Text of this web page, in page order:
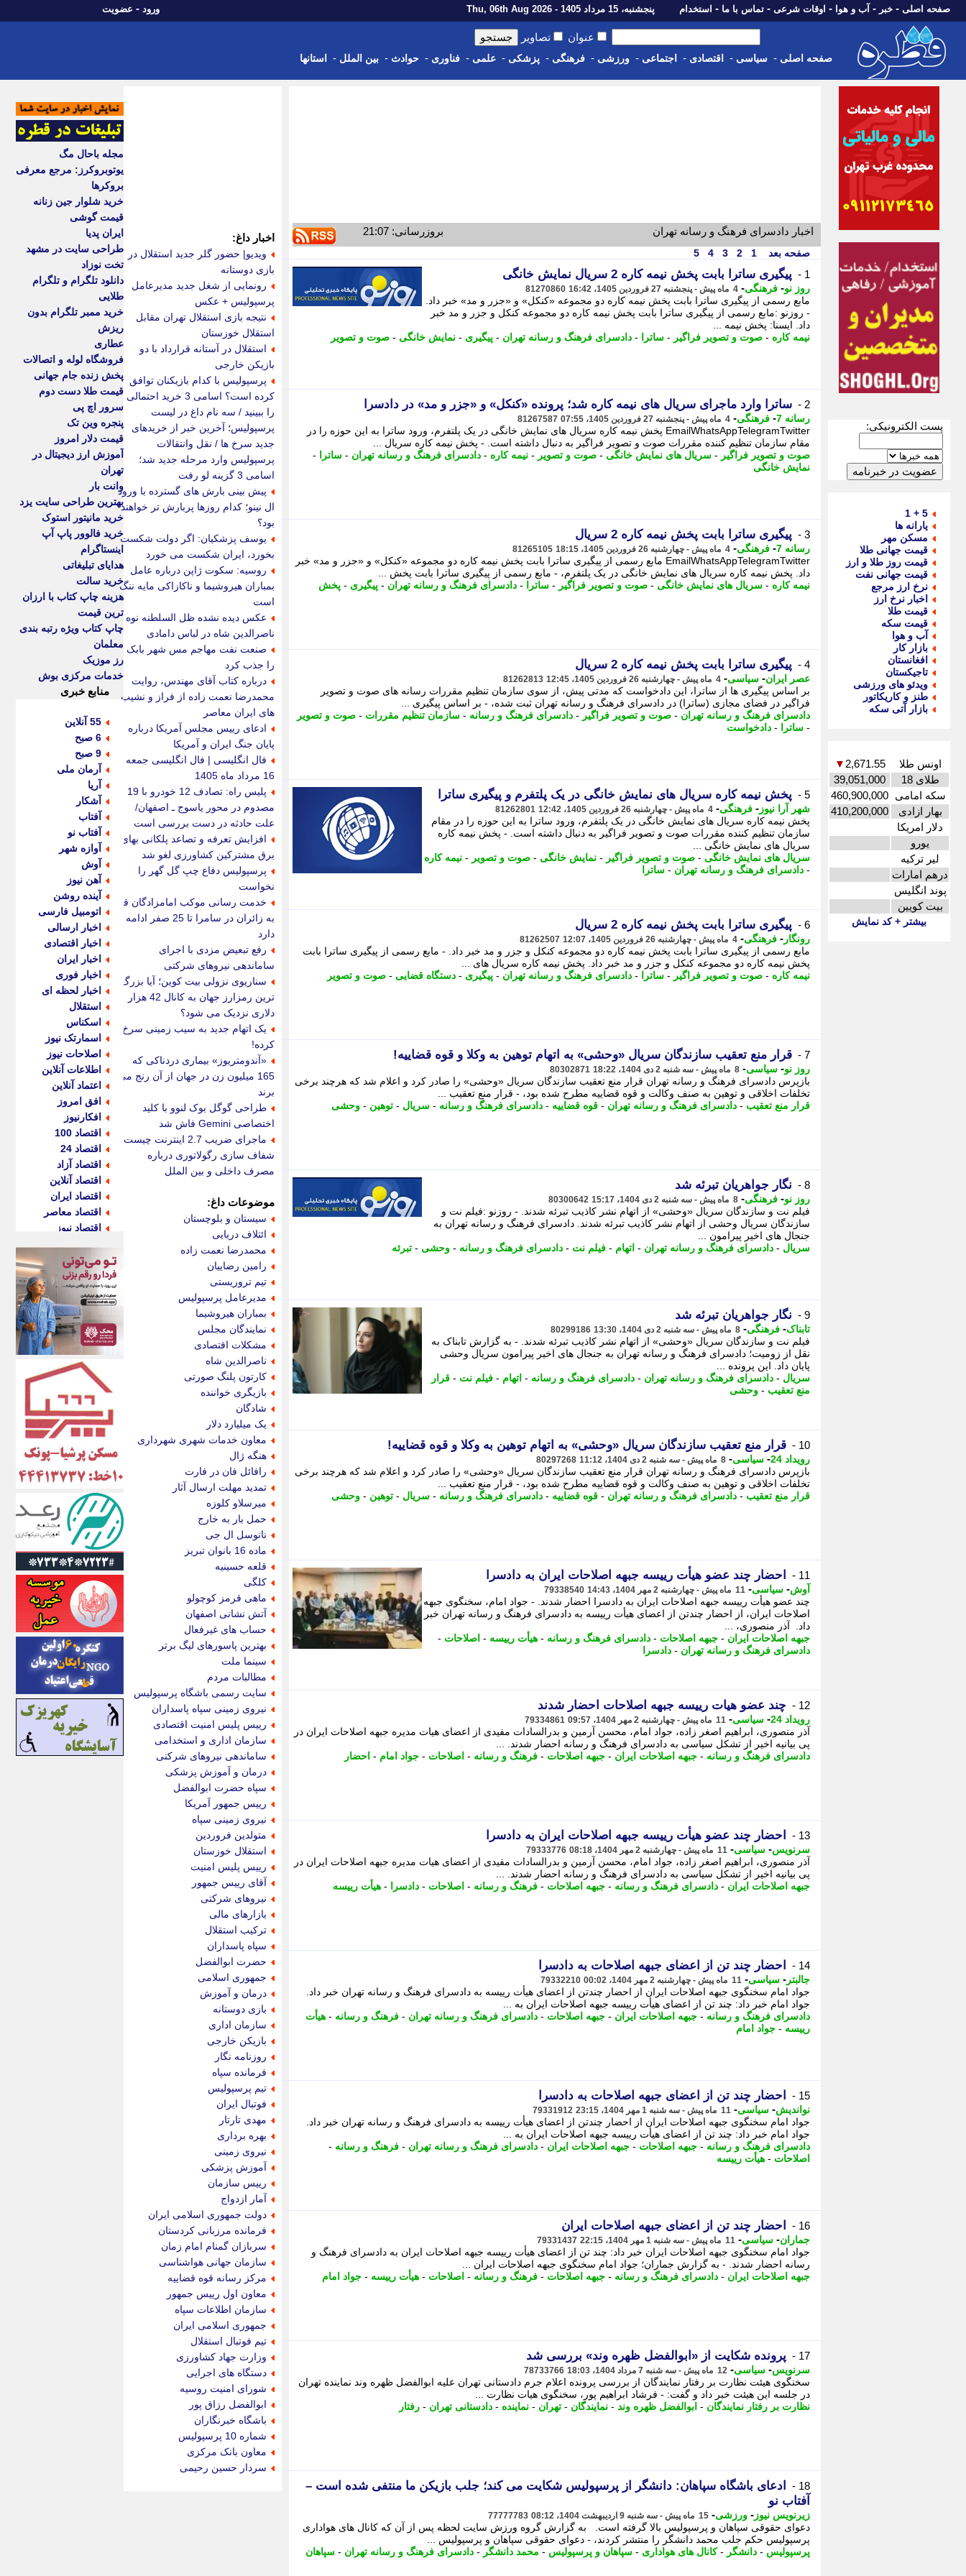
صفحه اصلی - خبر - آب و هوا - اوقات شرعی - تماس با ما - استخدام پنجشنبه، 15 مرداد 1405 - Thu, 06th Aug 2026 ورود - عضویت
عنوان تصاویر
صفحه اصلی - سیاسی - اقتصادی - اجتماعی - ورزشی - فرهنگی - پزشکی - علمی - فناوری - حوادث - بین الملل - استانها
پست الکترونیکی:
5 + 1
یارانه ها
مسکن مهر
قیمت جهانی طلا
قیمت روز طلا و ارز
قیمت جهانی نفت
نرخ ارز مرجع
اخبار نرخ ارز
قیمت طلا
قیمت سکه
آب و هوا
بازار کار
افغانستان
تاجیکستان
ویدئو های ورزشی
طنز و کاریکاتور
بازار آتی سکه
اونس طلا 2,671.55
▼
طلای 18
39,051,000
سکه امامی 460,900,000
بهار ازادی
410,200,000
دلار امریکا
یورو
لیر ترکیه
درهم امارات
پوند انگلیس
بیت کویین
بیشتر + کد نمایش
اخبار دادسرای فرهنگ و رسانه تهران بروزرسانی: 21:07
صفحه بعد 1
2
3
4
5
1 - پیگیری ساترا بابت پخش نیمه کاره 2 سریال نمایش خانگی
روز نو- فرهنگی- 4 ماه پیش - پنجشنبه 27 فروردین 1405، 16:42 81270860
مابع رسمی از پیگیری ساترا بابت پخش نیمه کاره دو مجموعه «کنکل» و «جزر و مد» خبر داد.
- روزنو :مابع رسمی از پیگیری ساترا بابت پخش نیمه کاره دو مجموعه کنکل و جزر و مد خبر
داد. ایسنا: پخش نیمه ...
نیمه کاره - صوت و تصویر فراگیر - ساترا - دادسرای فرهنگ و رسانه تهران - پیگیری - نمایش خانگی - صوت و تصویر
2 - ساترا وارد ماجرای سریال های نیمه کاره شد؛ پرونده «کنکل» و «جزر و مد» در دادسرا
رسانه 7 - فرهنگی- 4 ماه پیش - پنجشنبه 27 فروردین 1405، 07:55 81267587
EmailWhatsAppTelegramTwitter پخش نیمه کاره سریال های نمایش خانگی در یک پلتفرم، ورود ساترا به این حوزه را در
مقام سازمان تنظیم کننده مقررات صوت و تصویر فراگیر به دنبال داشته است. - پخش نیمه کاره سریال ...
صوت و تصویر فراگیر - سریال های نمایش خانگی - صوت و تصویر - نیمه کاره - دادسرای فرهنگ و رسانه تهران - ساترا
-
نمایش خانگی
3 - پیگیری ساترا بابت پخش نیمه کاره 2 سریال
رسانه 7 - فرهنگی- 4 ماه پیش - چهارشنبه 26 فروردین 1405، 18:15 81265105
EmailWhatsAppTelegramTwitter مابع رسمی از پیگیری ساترا بابت پخش نیمه کاره دو مجموعه «کنکل» و «جزر و مد» خبر
داد. پخش نیمه کاره سریال های نمایش خانگی در یک پلتفرم، - مابع رسمی از پیگیری ساترا بابت پخش ...
نیمه کاره - سریال های نمایش خانگی - صوت و تصویر فراگیر - ساترا - دادسرای فرهنگ و رسانه تهران - پیگیری - پخش
4 - پیگیری ساترا بابت پخش نیمه کاره 2 سریال
عصر ایران- سیاسی- 4 ماه پیش - چهارشنبه 26 فروردین 1405، 12:45 81262813
بر اساس پیگیری ها از ساترا، این دادخواست که مدتی پیش، از سوی سازمان تنظیم مقررات رسانه های صوت و تصویر
فراگیر در فضای مجازی (ساترا) در دادسرای فرهنگ و رسانه تهران ثبت شده، - بر اساس پیگیری ...
دادسرای فرهنگ و رسانه تهران - صوت و تصویر فراگیر - دادسرای فرهنگ و رسانه - سازمان تنظیم مقررات - صوت و تصویر
- ساترا - دادخواست
5 - پخش نیمه کاره سریال های نمایش خانگی در یک پلتفرم و پیگیری ساترا
شهر آرا نیوز - فرهنگی- 4 ماه پیش - چهارشنبه 26 فروردین 1405، 12:42 81262801
پخش نیمه کاره سریال های نمایش خانگی در یک پلتفرم، ورود ساترا به این حوزه را در مقام
سازمان تنظیم کننده مقررات صوت و تصویر فراگیر به دنبال داشته است. - پخش نیمه کاره
سریال های نمایش خانگی ...
سریال های نمایش خانگی - صوت و تصویر فراگیر - نمایش خانگی - صوت و تصویر - نیمه کاره
- دادسرای فرهنگ و رسانه تهران - ساترا
6 - پیگیری ساترا بابت پخش نیمه کاره 2 سریال
رونگار - فرهنگی- 4 ماه پیش - چهارشنبه 26 فروردین 1405، 12:07 81262507
مابع رسمی از پیگیری ساترا بابت پخش نیمه کاره دو مجموعه کنکل و جزر و مد خبر داد. - مابع رسمی از پیگیری ساترا بابت
پخش نیمه کاره دو مجموعه کنکل و جزر و مد خبر داد. پخش نیمه کاره سریال های ...
نیمه کاره - صوت و تصویر فراگیر - ساترا - دادسرای فرهنگ و رسانه تهران - پیگیری - دستگاه قضایی - صوت و تصویر
7 - قرار منع تعقیب سازندگان سریال «وحشی» به اتهام توهین به وکلا و قوه قضاییه!
روز نو- سیاسی- 8 ماه پیش - سه شنبه 2 دی 1404، 18:22 80302871
بازپرس دادسرای فرهنگ و رسانه تهران قرار منع تعقیب سازندگان سریال «وحشی» را صادر کرد و اعلام شد که هرچند برخی
تخلفات اخلاقی و توهین به صنف وکالت و قوه قضاییه مطرح شده بود، - قرار منع تعقیب ...
قرار منع تعقیب - دادسرای فرهنگ و رسانه تهران - قوه قضاییه - دادسرای فرهنگ و رسانه - سریال - توهین - وحشی
8 - نگار جواهریان تبرئه شد
روز نو- فرهنگی- 8 ماه پیش - سه شنبه 2 دی 1404، 15:17 80300642
فیلم نت و سازندگان سریال «وحشی» از اتهام نشر کاذیب تبرئه شدند. - روزنو :فیلم نت و
سازندگان سریال وحشی از اتهام نشر کاذیب تبرئه شدند. دادسرای فرهنگ و رسانه تهران به
جنجال های اخیر پیرامون ...
سریال - دادسرای فرهنگ و رسانه تهران - اتهام - فیلم نت - دادسرای فرهنگ و رسانه - وحشی - تبرئه
9 - نگار جواهریان تبرئه شد
تابناک- فرهنگی- 8 ماه پیش - سه شنبه 2 دی 1404، 13:30 80299186
فیلم نت و سازندگان سریال «وحشی» از اتهام نشر کاذیب تبرئه شدند. - به گزارش تابناک به
نقل از زومیت؛ دادسرای فرهنگ و رسانه تهران به جنجال های اخیر پیرامون سریال وحشی
پایان داد. این پرونده ...
سریال - دادسرای فرهنگ و رسانه تهران - دادسرای فرهنگ و رسانه - اتهام - فیلم نت - قرار
منع تعقیب - وحشی
10 - قرار منع تعقیب سازندگان سریال «وحشی» به اتهام توهین به وکلا و قوه قضاییه!
رویداد 24 - سیاسی- 8 ماه پیش - سه شنبه 2 دی 1404، 11:12 80297268
بازپرس دادسرای فرهنگ و رسانه تهران قرار منع تعقیب سازندگان سریال «وحشی» را صادر کرد و اعلام شد که هرچند برخی
تخلفات اخلاقی و توهین به صنف وکالت و قوه قضاییه مطرح شده بود، - قرار منع تعقیب ...
قرار منع تعقیب - دادسرای فرهنگ و رسانه تهران - قوه قضاییه - دادسرای فرهنگ و رسانه - سریال - توهین - وحشی
11 - احضار چند عضو هیأت رییسه جبهه اصلاحات ایران به دادسرا
آوش- سیاسی- 11 ماه پیش - چهارشنبه 2 مهر 1404، 14:43 79338540
چند عضو هیأت رییسه جبهه اصلاحات ایران به دادسرا احضار شدند. - جواد امام، سخنگوی جبهه
اصلاحات ایران، از احضار چندتن از اعضای هیأت رییسه به دادسرای فرهنگ و رسانه تهران خبر
داد. آذر منصوری، ...
جبهه اصلاحات ایران - جبهه اصلاحات - دادسرای فرهنگ و رسانه - هیأت رییسه - اصلاحات -
دادسرای فرهنگ و رسانه تهران - دادسرا
12 - چند عضو هیات رییسه جبهه اصلاحات احضار شدند
رویداد 24 - سیاسی- 11 ماه پیش - چهارشنبه 2 مهر 1404، 09:57 79334861
​آذر منصوری، ابراهیم اصغر زاده، جواد امام، محسن آرمین و بدرالسادات مفیدی از اعضای هیات مدیره جبهه اصلاحات ایران در
پی بیانیه اخیر از تشکل سیاسی به دادسرای فرهنگ و رسانه احضار شدند. ...
دادسرای فرهنگ و رسانه - جبهه اصلاحات ایران - جبهه اصلاحات - فرهنگ و رسانه - اصلاحات - جواد امام - احضار
13 - احضار چند عضو هیأت رییسه جبهه اصلاحات ایران به دادسرا
سرنویس- سیاسی- 11 ماه پیش - چهارشنبه 2 مهر 1404، 08:18 79333776
​آذر منصوری، ابراهیم اصغر زاده، جواد امام، محسن آرمین و بدرالسادات مفیدی از اعضای هیات مدیره جبهه اصلاحات ایران در
پی بیانیه اخیر از تشکل سیاسی به دادسرای فرهنگ و رسانه احضار شدند. ...
جبهه اصلاحات ایران - دادسرای فرهنگ و رسانه - جبهه اصلاحات - فرهنگ و رسانه - اصلاحات - دادسرا - هیأت رییسه
14 - احضار چند تن از اعضای جبهه اصلاحات به دادسرا
جالبتر - سیاسی- 11 ماه پیش - چهارشنبه 2 مهر 1404، 00:02 79332210
جواد امام سخنگوی جبهه اصلاحات ایران از احضار چندتن از اعضای هیأت رییسه به دادسرای فرهنگ و رسانه تهران خبر داد.
جواد امام خبر داد: چند تن از اعضای هیأت رییسه جبهه اصلاحات ایران⁩ به ...
دادسرای فرهنگ و رسانه - جبهه اصلاحات ایران - جبهه اصلاحات - دادسرای فرهنگ و رسانه تهران - فرهنگ و رسانه - هیأت
رییسه - جواد امام
15 - احضار چند تن از اعضای جبهه اصلاحات به دادسرا
نواندیش- سیاسی- 11 ماه پیش - سه شنبه 1 مهر 1404، 23:15 79331912
جواد امام سخنگوی جبهه اصلاحات ایران از احضار چندتن از اعضای هیأت رییسه به دادسرای فرهنگ و رسانه تهران خبر داد.
جواد امام خبر داد: چند تن از اعضای هیأت رییسه جبهه اصلاحات ایران⁩ به ...
دادسرای فرهنگ و رسانه - جبهه اصلاحات - جبهه اصلاحات ایران - دادسرای فرهنگ و رسانه تهران - فرهنگ و رسانه -
اصلاحات - هیأت رییسه
16 - احضار چند تن از اعضای جبهه اصلاحات ایران
جماران- سیاسی- 11 ماه پیش - سه شنبه 1 مهر 1404، 22:15 79331437
جواد امام سخنگوی جبهه اصلاحات ایران خبر داد: چند تن از اعضای هیأت رییسه جبهه اصلاحات ایران⁩ به دادسرای فرهنگ و
رسانه احضار شدند. - به گزارش جماران؛ جواد امام سخنگوی جبهه اصلاحات ایران ...
جبهه اصلاحات ایران - دادسرای فرهنگ و رسانه - جبهه اصلاحات - فرهنگ و رسانه - اصلاحات - هیأت رییسه - جواد امام
17 - پرونده شکایت از «ابوالفضل ظهره وند» بررسی شد
سرنویس- سیاسی- 12 ماه پیش - سه شنبه 7 مرداد 1404، 18:03 78733766
سخنگوی هیئت نظارت بر رفتار نمایندگان از بررسی پرونده اعلام جرم دادستانی تهران علیه ابوالفضل ظهره وند نماینده تهران
در جلسه این هیئت خبر داد و گفت: - فرشاد ابراهیم پور، سخنگوی هیات نظارت ...
نظارت بر رفتار نمایندگان - ابوالفضل ظهره وند - نمایندگان - تهران - نماینده - دادستانی تهران - رفتار
18 -
ادعای باشگاه سپاهان: دانشگر از پرسپولیس شکایت می کند؛ جلب بازیکن ما منتفی شده است –
آفتاب نو
زیرنویس نیوز - ورزشی- 15 ماه پیش - سه شنبه 9 اردیبهشت 1404، 08:12 77777783
دعوای حقوقی سپاهان و پرسپولیس بالا گرفته است. به گزارش گروه ورزش سایت لحظه پس از آن که کانال های هواداری
پرسپولیس حکم جلب محمد دانشگر را منتشر کردند، - دعوای حقوقی سپاهان و پرسپولیس ...
پرسپولیس - دانشگر -کانال های هواداری - سپاهان و پرسپولیس - محمد دانشگر - دادسرای فرهنگ و رسانه تهران - سپاهان
اخبار داغ:
ویدیو| حضور گلر جدید استقلال در
بازی دوستانه
رونمایی از شغل جدید مدیرعامل
پرسپولیس + عکس
نتیجه بازی استقلال تهران مقابل
استقلال خوزستان
استقلال در آستانه قرارداد با دو
بازیکن خارجی
پرسپولیس با کدام بازیکنان توافق
کرده است؟ اسامی 3 خرید احتمالی
را ببینید / سه نام داغ در لیست
پرسپولیس؛ آخرین خبر از خریدهای
جدید سرخ ها / نقل وانتقالات
پرسپولیس وارد مرحله جدید شد؛
اسامی 3 گزینه لو رفت
پیش بینی بارش های گسترده با ورود
ال نینو؛ کدام روزها پربارش تر خواهند
بود؟
یوسف پزشکیان: اگر دولت شکست
بخورد، ایران شکست می خورد
روسیه: سکوت ژاپن درباره عامل
بمباران هیروشیما و ناکازاکی مایه ننگ
است
عکس دیده نشده ظل السلطنه نوه
ناصرالدین شاه در لباس دامادی
صنعت نفت مهاجم مس شهر بابک
را جذب کرد
درباره کتاب آقای مهندس، روایت
محمدرضا نعمت زاده از فراز و نشیب
های ایران معاصر
ادعای رییس مجلس آمریکا درباره
پایان جنگ ایران و آمریکا
فال انگلیسی | فال انگلیسی جمعه
16 مرداد ماه 1405
پلیس راه: تصادف 12 خودرو با 19
مصدوم در محور یاسوج ـ اصفهان/
علت حادثه در دست بررسی است
افزایش تعرفه و تصاعد پلکانی بهای
برق مشترکین کشاورزی لغو شد
پرسپولیس دفاع چپ گل گهر را
نخواست
خدمت رسانی موکب امامزادگان قم
به زائران در سامرا تا 25 صفر ادامه
دارد
رفع تبعیض مزدی با اجرای
ساماندهی نیروهای شرکتی
سناریوی نزولی بیت کوین؛ آیا بزرگ
ترین رمزارز جهان به کانال 42 هزار
دلاری نزدیک می شود؟
یک اتهام جدید به سیب زمینی سرخ
کرده!
«آندومتریوز» بیماری دردناکی که
165 میلیون زن در جهان از آن رنج می
برند
طراحی گوگل بوک لنوو با کلید
اختصاصی Gemini فاش شد
ماجرای ضریب 2.7 اینترنت چیست؟
شفاف سازی رگولاتوری درباره
مصرف داخلی و بین الملل
موضوعات داغ:
سیستان و بلوچستان
ائتلاف دریایی
محمدرضا نعمت زاده
رامین رضاییان
تیم تروریستی
مدیرعامل پرسپولیس
بمباران هیروشیما
نمایندگان مجلس
مشکلات اقتصادی
ناصرالدین شاه
کارتون پلنگ صورتی
بازیگری خواننده
شادگان
یک میلیارد دلار
معاون خدمات شهری شهرداری
هنگه ژال
رافائل فان در فارت
تمدید مهلت ارسال آثار
میرسلاو کلوزه
حمل بار به خارج
نانوسل ال جی
ماده 16 بانوان تبریز
قلعه حسینیه
کلگی
ماهی قرمز کوچولو
آتش نشانی اصفهان
حساب های غیرفعال
بهترین پاسورهای لیگ برتر
سینما ملت
مطالبات مردم
سایت رسمی باشگاه پرسپولیس
نیروی زمینی سپاه پاسداران
رییس پلیس امنیت اقتصادی
سازمان اداری و استخدامی
ساماندهی نیروهای شرکتی
درمان و آموزش پزشکی
سپاه حضرت ابوالفضل
رییس جمهور آمریکا
نیروی زمینی سپاه
متولدین فروردین
استقلال خوزستان
رییس پلیس امنیت
آقای رییس جمهور
نیروهای شرکتی
بازارهای مالی
ترکیب استقلال
سپاه پاسداران
حضرت ابوالفضل
جمهوری اسلامی
درمان و آموزش
بازی دوستانه
سازمان اداری
بازیکن خارجی
روزنامه نگار
فرمانده سپاه
تیم پرسپولیس
فوتبال ایران
مهدی تارتار
بهره برداری
نیروی زمینی
آموزش پزشکی
رییس سازمان
آمار ازدواج
دولت جمهوری اسلامی ایران
فرمانده مرزبانی کردستان
سربازان گمنام امام زمان
سازمان جهانی هواشناسی
مرکز رسانه قوه قضاییه
معاون اول رییس جمهور
سازمان اطلاعات سپاه
جمهوری اسلامی ایران
تیم فوتبال استقلال
وزارت جهاد کشاورزی
دستگاه های اجرایی
شورای امنیت روسیه
ابوالفضل رزاق پور
باشگاه خبرنگاران
شماره 10 پرسپولیس
معاون بانک مرکزی
سردار حسین رحیمی
مجله باحال مگ
یوتوبروکرز: مرجع معرفی
بروکرها
خرید شلوار جین زنانه
قیمت گوشی
ایران پدیا
طراحی سایت در مشهد
تخت نوزاد
دانلود تلگرام و تلگرام
طلایی
خرید ممبر تلگرام بدون
ریزش
عطاری
فروشگاه لوله و اتصالات
پخش زنده جام جهانی
قیمت طلا دست دوم
سرور اچ پی
پنجره وین تک
قیمت دلار امروز
آموزش ارز دیجیتال در
تهران
وانت بار
بهترین طراحی سایت یزد
خرید مانیتور استوک
خرید فالوور پاپ آپ
اینستاگرام
هدایای تبلیغاتی
خرید سالت
هزینه چاپ کتاب با ارزان
ترین قیمت
چاپ کتاب ویژه رتبه بندی
معلمان
رز موزیک
خدمات مرکزی بوش
منابع خبری
55 آنلاین
6 صبح
9 صبح
آرمان ملی
آریا
آشکار
آفتاب
آفتاب نو
آوازه شهر
آوش
آهن نیوز
آینده روشن
اتومبیل فارسی
اخبار ارسالی
اخبار اقتصادی
اخبار ایران
اخبار فوری
اخبار لحظه ای
استقلال
اسکناس
اسمارتک نیوز
اصلاحات نیوز
اطلاعات آنلاین
اعتماد آنلاین
افق امروز
افکارنیوز
اقتصاد 100
اقتصاد 24
اقتصاد آزاد
اقتصاد آنلاین
اقتصاد ایران
اقتصاد معاصر
اقتصاد نیوز
اکوفارس
اکونگار
اکونیوز
الف
انتشار آنلاین
اندیشه قرن
اندیشه معاصر
اندیشه ها
انرژی پرس
ای استخدام
ایتنا
ایراف
ایران آرت
ایران آنلاین
ایران زندگی
ایران فوری
ایرانی روز
ایرانیتال
ایرنا
ایسکانیوز
ایسنا
ایکنا
ایلنا
اینتیتر
ایونا نیوز
بازتاب آنلاین
باشگاه خبرنگاران
باغستان نیوز
بامبوک
ببین و بخون
بدینسان
بنکر